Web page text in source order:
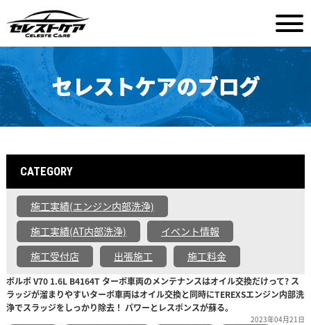
セレストケアのブログ
CATEGORY
施工実績(エンジン内部洗浄)
施工実績(AT内部洗浄)
イベント情報
施工受付店
出張施工 施工料金
ボルボ V70 1.6L B4164T ターボ車両のメンテナンスはオイル交換だけって? ス
ラッジが溜まりやすいターボ車両はオイル交換と同時にTEREXSエンジン内部洗
浄でスラッジをしっかり除去！ パワーとレスポンスが蘇る。
2023年04月21日